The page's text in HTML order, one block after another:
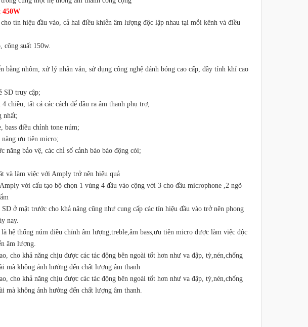
450W
tín hiệu đầu vào, cả hai điều khiển âm lượng độc lập nhau tại mỗi kênh và điều
suất 150w.
bằng nhôm, xử lý nhân văn, sử dụng công nghệ đánh bóng cao cấp, đầy tính khí cao
SD truy cập;
chiều, tất cả các cách để đầu ra âm thanh phụ trợ;
nhất;
điều chỉnh tone núm;
ưu tiên micro;
bảo vệ, các chỉ số cảnh báo báo động còi;
và làm việc với Amply trở nên hiệu quả
với cấu tạo bộ chọn 1 vùng 4 đầu vào cộng với 3 cho đầu microphone ,2 ngõ
ở mặt trước cho khả năng cũng như cung cấp các tín hiệu đầu vào trở nên phong
nay.
thống núm điều chỉnh âm lượng,treble,âm bass,ưu tiên micro được làm việc độc
âm lượng.
cho khả năng chịu được các tác động bên ngoài tốt hơn như va đập, tỳ,nén,chống
không ảnh hưởng đến chất lượng âm thanh
cho khả năng chịu được các tác động bên ngoài tốt hơn như va đập, tỳ,nén,chống
không ảnh hưởng đến chất lượng âm thanh.